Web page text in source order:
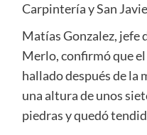
Carpintería y San
Matías Gonzalez, jefe
Merlo, confirmó que
hallado después de la
una altura de unos
piedras y quedó